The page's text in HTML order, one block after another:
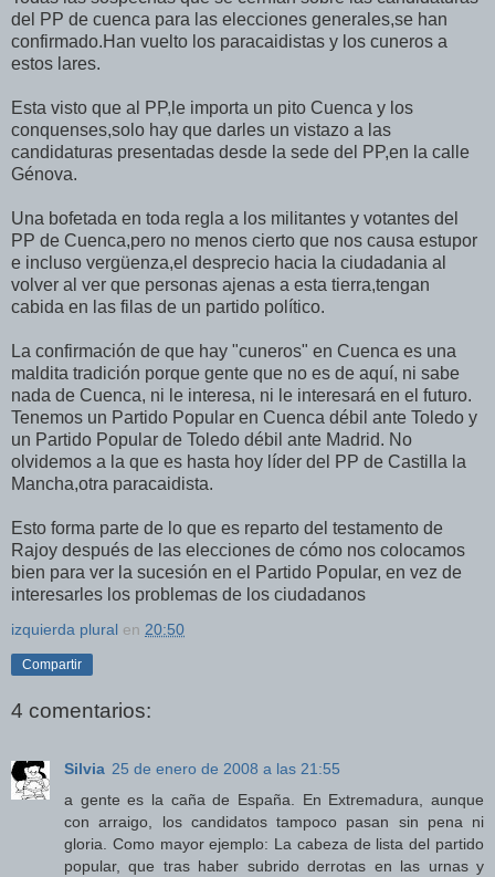
del PP de cuenca para las elecciones generales,se han
confirmado.Han vuelto los paracaidistas y los cuneros a
estos lares.
Esta visto que al PP,le importa un pito Cuenca y los
conquenses,solo hay que darles un vistazo a las
candidaturas presentadas desde la sede del PP,en la calle
Génova.
Una bofetada en toda regla a los militantes y votantes del
PP de Cuenca,pero no menos cierto que nos causa estupor
e incluso vergüenza,el desprecio hacia la ciudadania al
volver al ver que personas ajenas a esta tierra,tengan
cabida en las filas de un partido político.
La confirmación de que hay "cuneros" en Cuenca es una
maldita tradición porque gente que no es de aquí, ni sabe
nada de Cuenca, ni le interesa, ni le interesará en el futuro.
Tenemos un Partido Popular en Cuenca débil ante Toledo y
un Partido Popular de Toledo débil ante Madrid. No
olvidemos a la que es hasta hoy líder del PP de Castilla la
Mancha,otra paracaidista.
Esto forma parte de lo que es reparto del testamento de
Rajoy después de las elecciones de cómo nos colocamos
bien para ver la sucesión en el Partido Popular, en vez de
interesarles los problemas de los ciudadanos
izquierda plural en 20:50
Compartir
4 comentarios:
Silvia 25 de enero de 2008 a las 21:55
a gente es la caña de España. En Extremadura, aunque
con arraigo, los candidatos tampoco pasan sin pena ni
gloria. Como mayor ejemplo: La cabeza de lista del partido
popular, que tras haber subrido derrotas en las urnas y